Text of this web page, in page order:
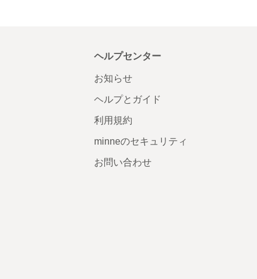
ヘルプセンター
お知らせ
ヘルプとガイド
利用規約
minneのセキュリティ
お問い合わせ